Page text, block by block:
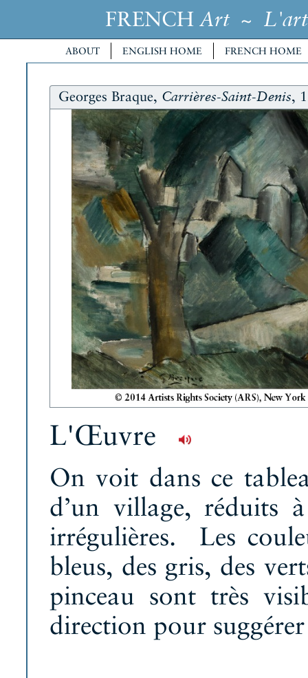
FRENCH Art~ L'art
ABOUT ENGLISH HOME FRENCH HOME
Georges Braque, Carrières-Saint-Denis,
L'Œuvre
On voit dans ce
d’un village, réduits
irrégulières. Les
bleus, des gris, des
pinceau sont très
direction pour